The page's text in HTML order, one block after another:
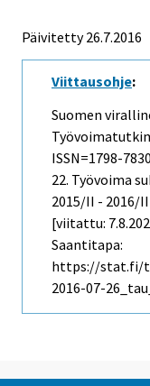
Päivitetty 26.7.2016
Viittausohje:
Suomen
ISSN=1798-
22. Työvoima
2015/II - 2016/
[viitattu:
Saantitapa:
https://stat.fi/
2016-07-